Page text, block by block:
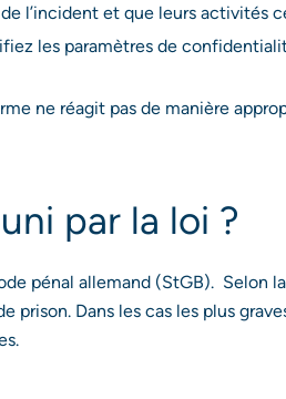
l’incident et que leurs activités
les paramètres de
ne réagit pas de manière
par la loi ?
pénal allemand (StGB). Selon
prison. Dans les cas les plus